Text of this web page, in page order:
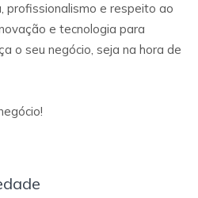
profissionalismo e respeito ao
e tecnologia para
o seu negócio, seja na hora de